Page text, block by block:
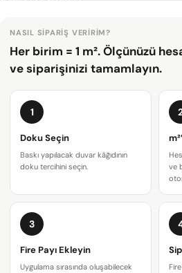
NASIL SIPARIŞ VERIRIM?
Her birim = 1 m². Ölçünüzü
ve siparişinizi tamamlayın.
1
Doku Seçin
Baskı yapılacak duvar kâğıdının
doku tercihini seçin.
ve
3
Fire Payı Ekleyin
Uygulama sırasında oluşabilecek
Bir soru sor